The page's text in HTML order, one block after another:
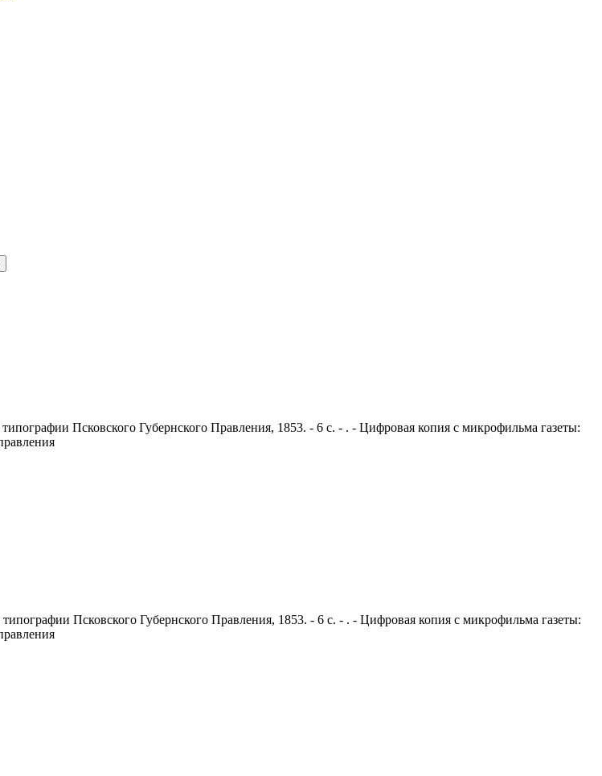
Псковского Губернского Правления, 1853. - 6 с. - . - Цифровая копия с микрофильма газеты:
Псковского Губернского Правления, 1853. - 6 с. - . - Цифровая копия с микрофильма газеты: